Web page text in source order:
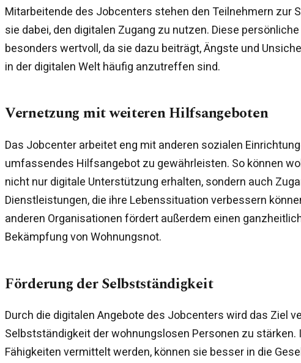
Mitarbeitende des Jobcenters stehen den Teilnehmern zur
sie dabei, den digitalen Zugang zu nutzen. Diese
besonders wertvoll, da sie dazu beiträgt, Ängste und
in der digitalen Welt häufig anzutreffen sind.
Vernetzung mit weiteren Hilfsangeboten
Das Jobcenter arbeitet eng mit anderen sozialen
umfassendes Hilfsangebot zu gewährleisten. So können
nicht nur digitale Unterstützung erhalten, sondern auch
Dienstleistungen, die ihre Lebenssituation verbessern
anderen Organisationen fördert außerdem einen
Bekämpfung von Wohnungsnot.
Förderung der Selbstständigkeit
Durch die digitalen Angebote des Jobcenters wird das Ziel
Selbstständigkeit der wohnungslosen Personen zu stärken.
Fähigkeiten vermittelt werden, können sie besser in die